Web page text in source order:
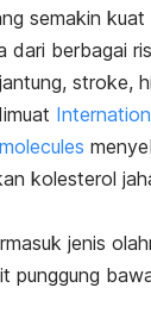
semakin
dari berbagai
stroke,
kolesterol
jenis
punggung